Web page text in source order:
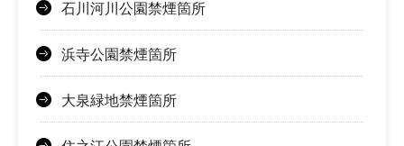
石川河川公園禁煙箇所
浜寺公園禁煙箇所
大泉緑地禁煙箇所